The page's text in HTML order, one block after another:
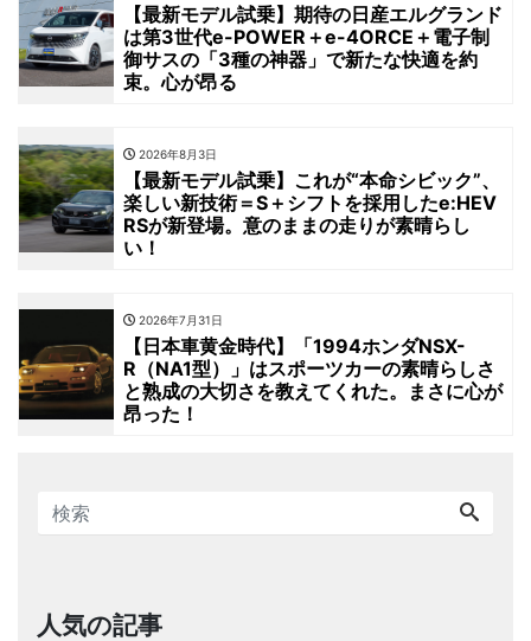
【最新モデル試乗】期待の日産エルグランド
は第3世代e-POWER＋e-4ORCE＋電子制
御サスの「3種の神器」で新たな快適を約
束。心が昂る
2026年8月3日
【最新モデル試乗】これが“本命シビック”、
楽しい新技術＝S＋シフトを採用したe:HEV
RSが新登場。意のままの走りが素晴らし
い！
2026年7月31日
【日本車黄金時代】「1994ホンダNSX-
R（NA1型）」はスポーツカーの素晴らしさ
と熟成の大切さを教えてくれた。まさに心が
昂った！
人気の記事